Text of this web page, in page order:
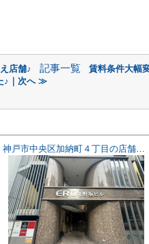
店舗♪ 記事一覧
賃料条件大幅
♪｜次へ ≫